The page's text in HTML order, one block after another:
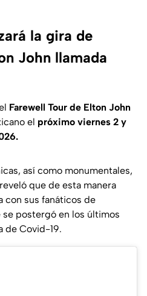
la gira de
John llamada
Farewell Tour de Elton John
el próximo viernes 2 y
así como monumentales,
que de esta manera
con sus fanáticos de
se postergó en los últimos
de Covid-19.